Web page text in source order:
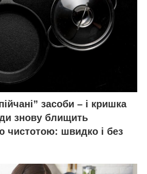
засоби – і кришка
знову блищить
чистотою: швидко і без